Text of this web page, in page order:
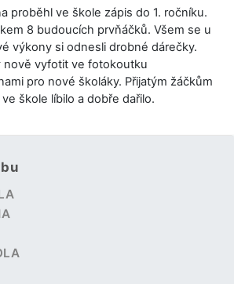
proběhl ve škole zápis do 1. ročníku.
8 budoucích prvňáčků. Všem se u
výkony si odnesli drobné dárečky.
nově vyfotit ve fotokoutku
pro nové školáky. Přijatým žáčkům
škole líbilo a dobře dařilo.